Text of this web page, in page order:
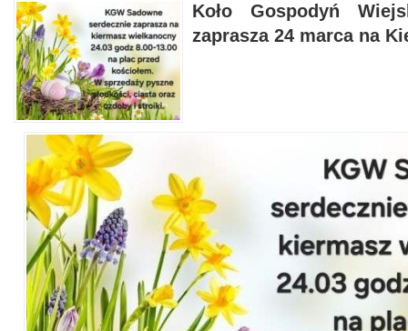
Koło Gospodyń
zaprasza 24 marca na